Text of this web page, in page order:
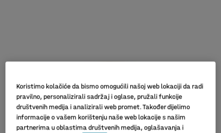
Koristimo kolačiće da bismo omogućili našoj web lokaciji da radi
pravilno, personalizirali sadržaj i oglase, pružali funkcije
društvenih medija i analizirali web promet. Također dijelimo
informacije o vašem korištenju naše web lokacije s našim
partnerima u oblastima društvenih medija, oglašavanja i